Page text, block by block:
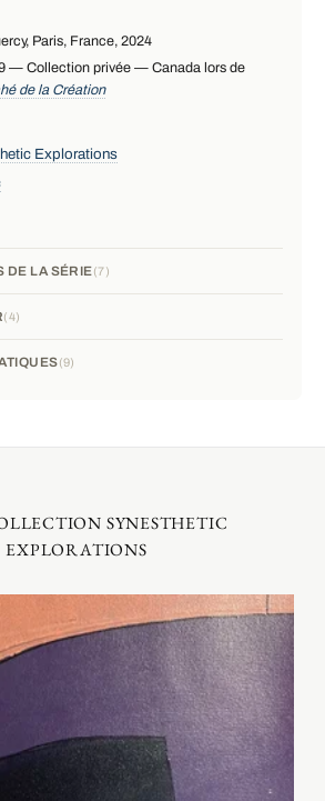
Paris, France, 2024
— Collection privée — Canada lors de
de la Création
Explorations
LA SÉRIE 7
4
9
SYNESTHETIC
EXPLORATIONS